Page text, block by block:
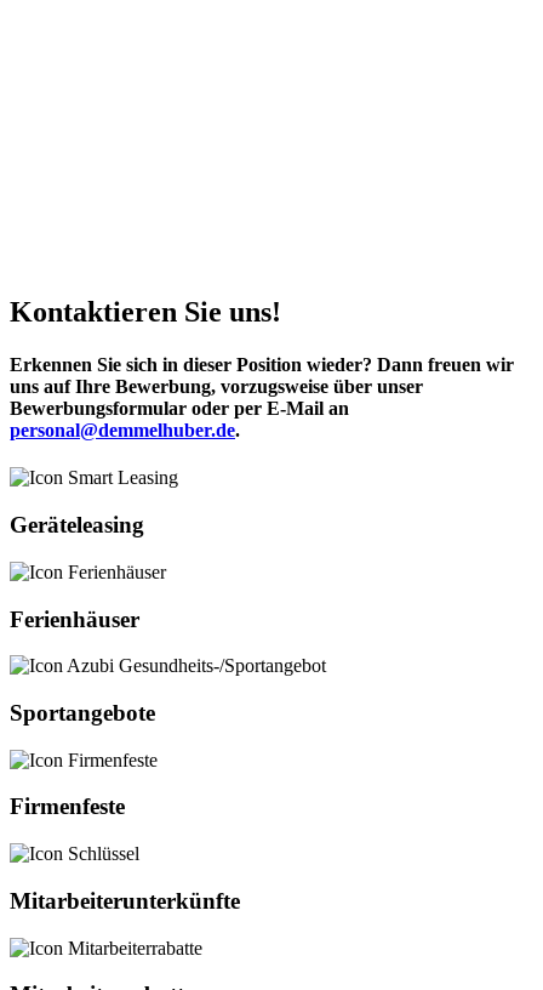
Kontaktieren Sie uns!
Erkennen Sie sich in dieser Position wieder? Dann freuen wir
uns auf Ihre Bewerbung, vorzugsweise über unser
Bewerbungsformular oder per E-Mail an
personal@demmelhuber.de.
Geräteleasing
Ferienhäuser
Sportangebote
Firmenfeste
Mitarbeiterunterkünfte